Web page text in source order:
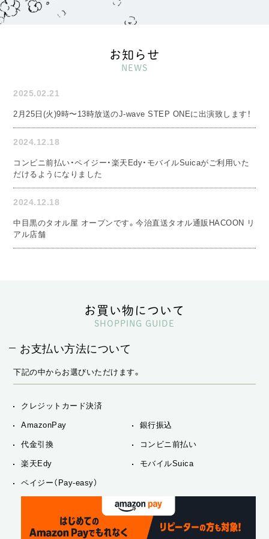
お知らせ
NEWS
2025.02.21
2月25日(火)9時〜13時放送のJ-wave STEP ONEに出演致します！
2024.12.18
コンビニ前払い・ペイジー・楽天Edy・モバイルSuicaがご利用いた
だけるようになりました
2024.12.18
中目黒のタオル屋 オープンです。今治直送タオル通販HACOON リ
アル店舗
お買い物について
SHOPPING GUIDE
お支払い方法について
下記の中からお選びいただけます。
クレジットカード決済
AmazonPay 銀行振込
代金引換 コンビニ前払い
楽天Edy モバイルSuica
ペイジー（Pay-easy）